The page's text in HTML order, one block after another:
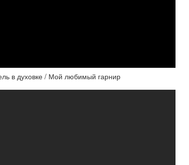
в духовке / Мой любимый гарнир